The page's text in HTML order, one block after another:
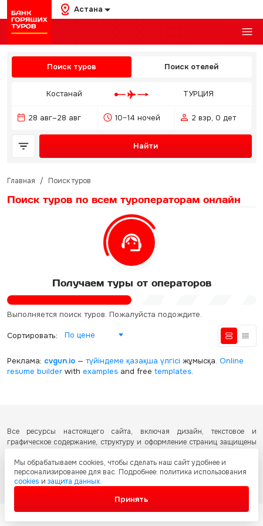
Астана
Поиск туров Поиск отелей
Костанай ТУРЦИЯ
28 авг–28 авг 10–14 ночей 2 взр, 0 дет
Найти
Главная / Поиск туров
Поиск туров по всем туроператорам онлайн
Получаем туры от операторов
Выполняется поиск туров. Пожалуйста подождите.
Сортировать: По цене
Реклама: cvgun.io— түйіндеме қазақша үлгісі жұмысқа. Online
resume builderwith examplesand free templates.
Все ресурсы настоящего сайта, включая дизайн, текстовое и
графическое содержание, структуру и оформление страниц защищены
Казахстан об охране авторских прав и интеллектуальной собственности.
Любое копирование и распространение материалов сайта без
письменного разрешения запрещено.
Мы обрабатываем cookies, чтобы сделать наш сайт удобнее и
персонализированее для вас. Подробнее: политика использования
cookies и защита данных.
Принять